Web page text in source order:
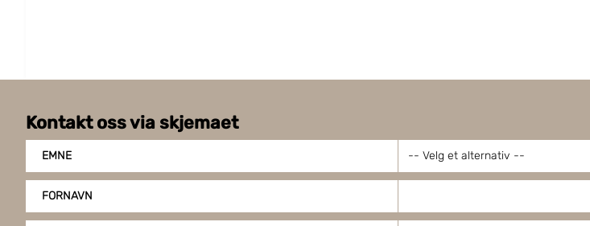
Kontakt oss via skjemaet
EMNE
FORNAVN